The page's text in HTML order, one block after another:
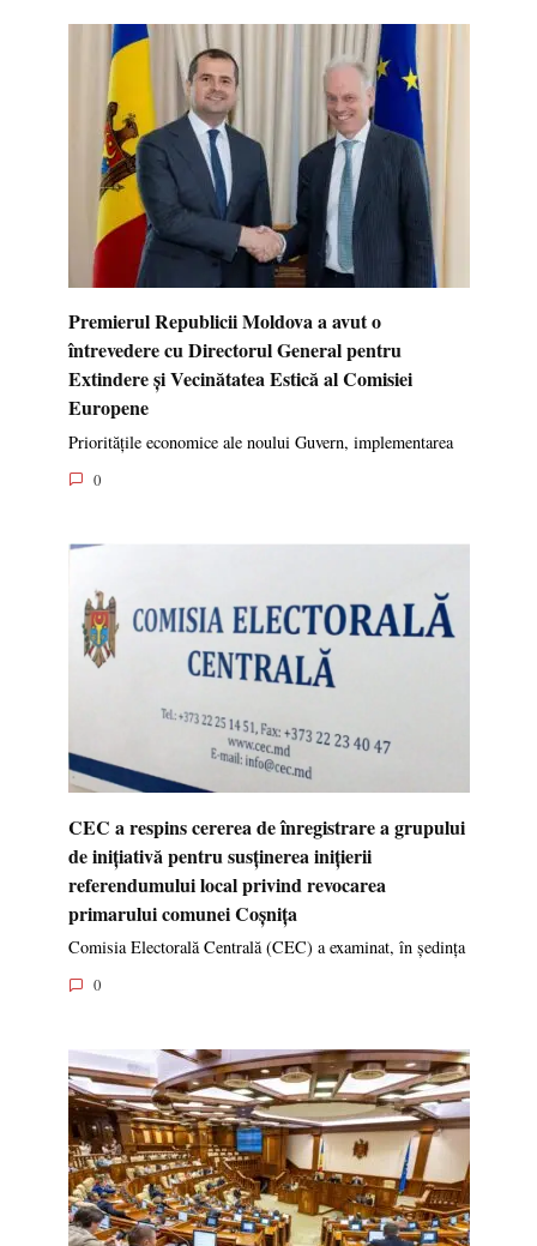
Premierul Republicii Moldova a avut o
întrevedere cu Directorul General pentru
Extindere și Vecinătatea Estică al Comisiei
Europene
Prioritățile economice ale noului Guvern, implementarea
0
CEC a respins cererea de înregistrare a grupului
de inițiativă pentru susținerea inițierii
referendumului local privind revocarea
primarului comunei Coșnița
Comisia Electorală Centrală (CEC) a examinat, în ședința
0